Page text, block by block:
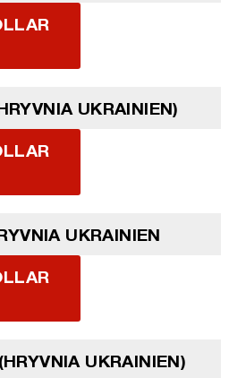
UKRAINIEN)
UKRAINIEN
UKRAINIEN)